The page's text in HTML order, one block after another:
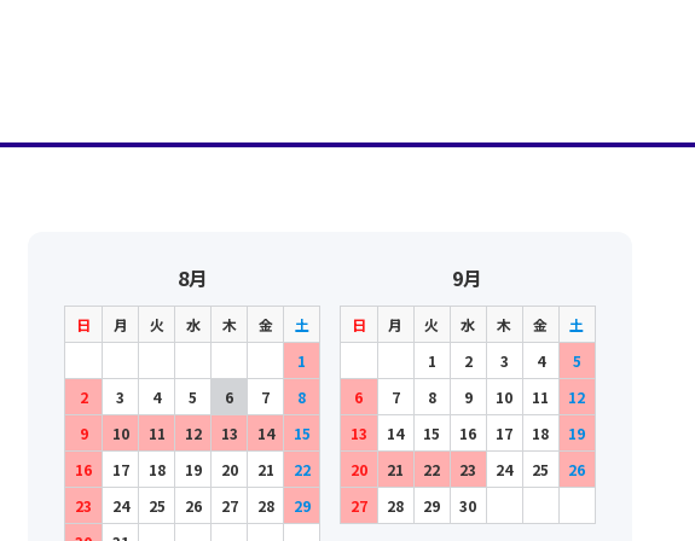
8月
日 月 火 水 木 金
土
1
2
3 4 5 6 7
8
9
10 11 12 13 14
15
16
17 18 19 20 21
22
23
24 25 26 27 28
29
9月
日 月 火 水 木 金
土
1
2 3 4
5
6
7 8 9 10 11
12
13
14 15 16 17 18
19
20
21 22 23 24 25
26
27
28 29 30